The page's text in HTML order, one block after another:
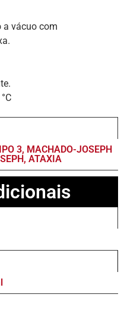
a vácuo com
3, MACHADO-JOSEPH
ATAXIA